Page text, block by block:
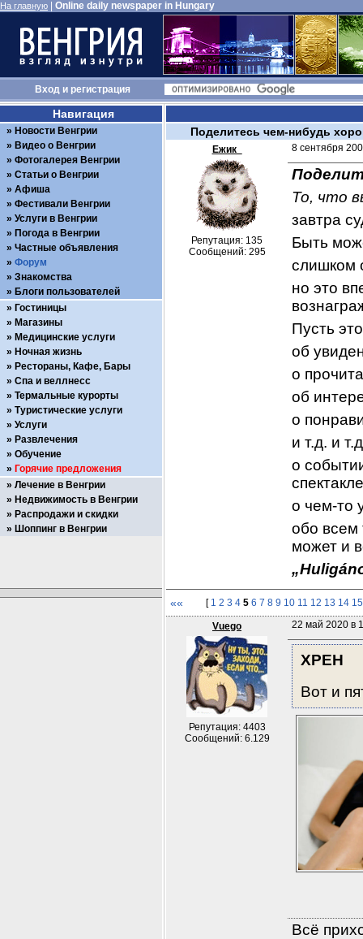
На главную Online daily newspaper in Hungary
Входи регистрация
Поделитесь чем-нибудь
Ежик_
Репутация: 135
Сообщений: 295
8 сентября
То, что
завтра
Быть
слишком
но это
Пусть
об
о
об
о
и т.д. и
о
о чем-то
обо всем
может и
«« [ 1 2 3 4 5 6 7 8 9 10 11 12 13 14 15
Vuego
Репутация: 4403
Сообщений: 6.129
22 май 2020 в
XPEH
Вот и
Всё
Навигация
Новости Венгрии
Видео о Венгрии
Фотогалерея Венгрии
Статьи о Венгрии
Афиша
Фестивали Венгрии
Услуги в Венгрии
Погода в Венгрии
Частные объявления
Форум
Знакомства
Блоги пользователей
Гостиницы
Магазины
Медицинские услуги
Ночная жизнь
Рестораны, Кафе, Бары
Спа и веллнесс
Термальные курорты
Туристические услуги
Услуги
Развлечения
Обучение
Горячие предложения
Лечение в Венгрии
Недвижимость в Венгрии
Распродажи и скидки
Шоппинг в Венгрии